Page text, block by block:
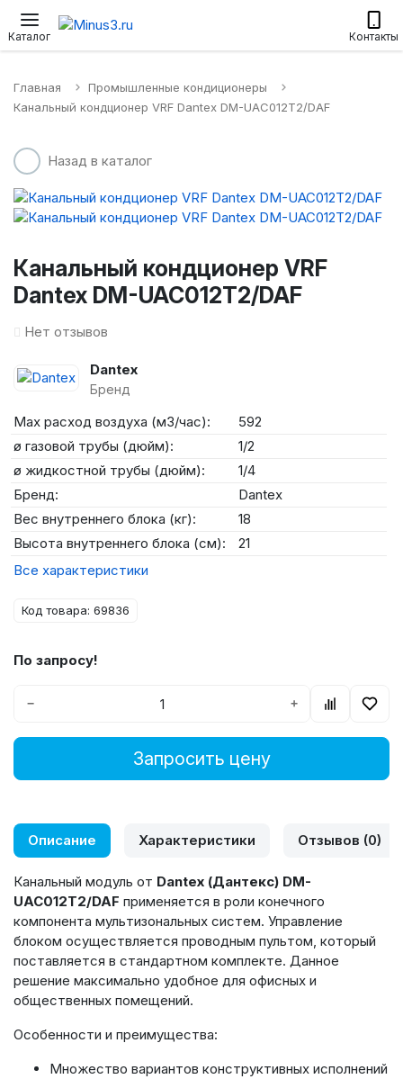
Каталог Контакты
Настенные сплит-системы
Главная
Промышленные кондиционеры
Канальный кондционер VRF Dantex DM-UAC012T2/DAF
Назад в каталог
Канальный кондционер VRF
Dantex DM-UAC012T2/DAF
Нет отзывов
Dantex
Бренд
Max расход воздуха (м3/час):
592
ø газовой трубы (дюйм):
1/2
ø жидкостной трубы (дюйм):
1/4
Бренд:
Dantex
Вес внутреннего блока (кг):
18
Высота внутреннего блока (см):
21
Все характеристики
Код товара: 69836
По запросу!
− +
Запросить цену
Описание Характеристики Отзывов (0)
Канальный модуль от Dantex (Дантекс) DM-
UAC012T2/DAF применяется в роли конечного
компонента мультизональных систем. Управление
блоком осуществляется проводным пультом, который
поставляется в стандартном комплекте. Данное
решение максимально удобное для офисных и
общественных помещений.
Особенности и преимущества:
Множество вариантов конструктивных исполнений